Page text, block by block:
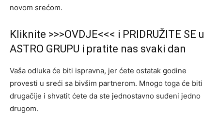
novom srećom.
Kliknite >>>OVDJE<<< i PRIDRUŽITE SE u
ASTRO GRUPU i pratite nas svaki dan
Vaša odluka će biti ispravna, jer ćete ostatak godine
provesti u sreći sa bivšim partnerom. Mnogo toga će biti
drugačije i shvatit ćete da ste jednostavno suđeni jedno
drugom.